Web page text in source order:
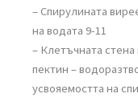
– Спирулината
на водата 9-11
– Клетъчната
пектин –
усвояемостта на